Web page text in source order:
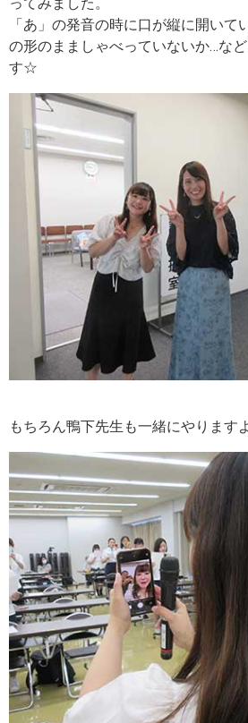
「あ」の発音の時に口が縦に開いて
の形のまましゃべっていないか…な
す☆
もちろん鴨下先生も一緒にやります